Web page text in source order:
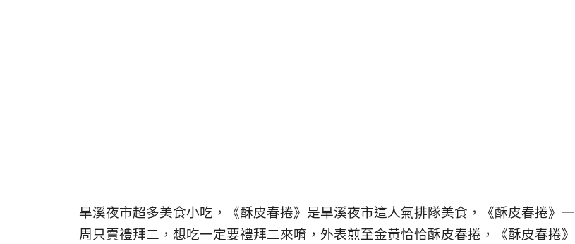
旱溪夜市超多美食小吃，《酥皮春捲》是旱溪夜市這人氣排隊美食，《酥皮春捲》一
周只賣禮拜二，想吃一定要禮拜二來唷，外表煎至金黃恰恰酥皮春捲，
《酥皮春捲》